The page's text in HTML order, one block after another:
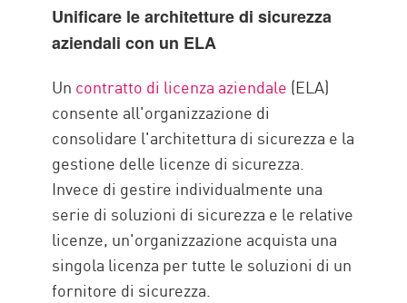
Unificare le architetture di sicurezza
aziendali con un ELA
Un contratto di licenza aziendale (ELA)
consente all'organizzazione di
consolidare l'architettura di sicurezza e la
gestione delle licenze di sicurezza.
Invece di gestire individualmente una
serie di soluzioni di sicurezza e le relative
licenze, un'organizzazione acquista una
singola licenza per tutte le soluzioni di un
fornitore di sicurezza.